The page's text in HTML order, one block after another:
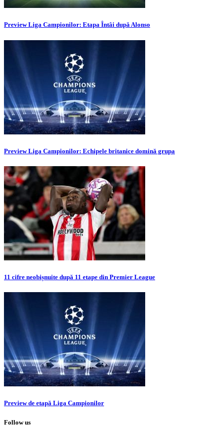
Preview Liga Campionilor: Etapa Întâi după Alonso
Preview Liga Campionilor: Echipele britanice domină grupa
11 cifre neobișnuite după 11 etape din Premier League
Preview de etapă Liga Campionilor
Follow us